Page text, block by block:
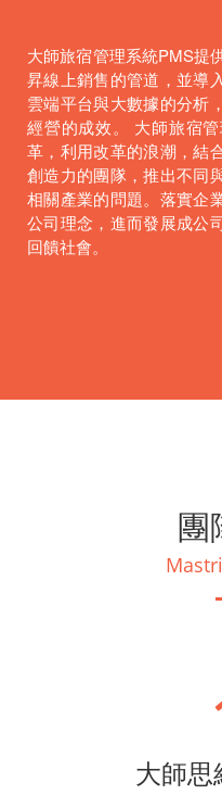
大師旅宿管理系統PMS提
昇線上銷售的管道，並導
雲端平台與大數據的分析
經營的成效。 大師旅宿
革，利用改革的浪潮，結
創造力的團隊，推出不同
相關產業的問題。落實企
公司理念，進而發展成公
回饋社會。
團
大師思